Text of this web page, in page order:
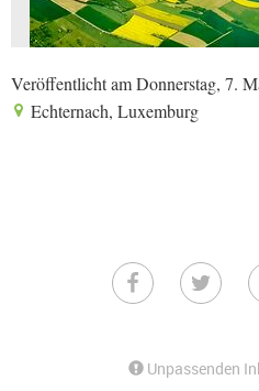
Veröffentlicht am Donnerstag, 7.
Echternach, Luxemburg
Unpassenden